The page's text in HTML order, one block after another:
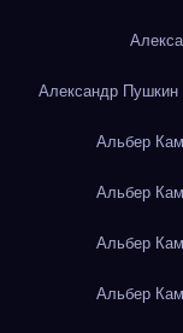
Александр
Альбер
Альбер
Альбер
Альбер